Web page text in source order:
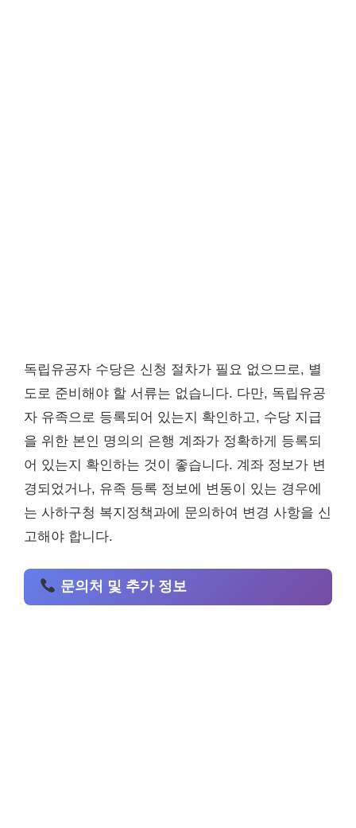
독립유공자 수당은 신청 절차가 필요 없으므로, 별
도로 준비해야 할 서류는 없습니다. 다만, 독립유공
자 유족으로 등록되어 있는지 확인하고, 수당 지급
을 위한 본인 명의의 은행 계좌가 정확하게 등록되
어 있는지 확인하는 것이 좋습니다. 계좌 정보가 변
경되었거나, 유족 등록 정보에 변동이 있는 경우에
는 사하구청 복지정책과에 문의하여 변경 사항을 신
고해야 합니다.
문의처 및 추가 정보